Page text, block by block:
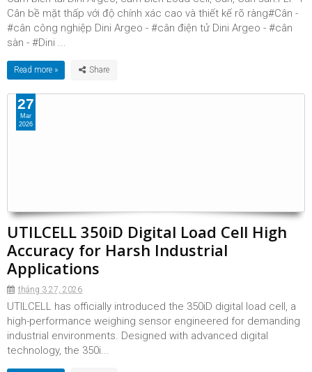
Cân bề mặt thấp với độ chính xác cao và thiết kế rõ ràng#Cân -
#cân công nghiệp Dini Argeo - #cân điện tử Dini Argeo - #cân
sàn - #Dini ...
Read more »
UTILCELL 350iD Digital Load Cell High
Accuracy for Harsh Industrial
Applications
tháng 3 27, 2026
UTILCELL has officially introduced the 350iD digital load cell, a
high-performance weighing sensor engineered for demanding
industrial environments. Designed with advanced digital
technology, the 350i...
27
Mar
2026